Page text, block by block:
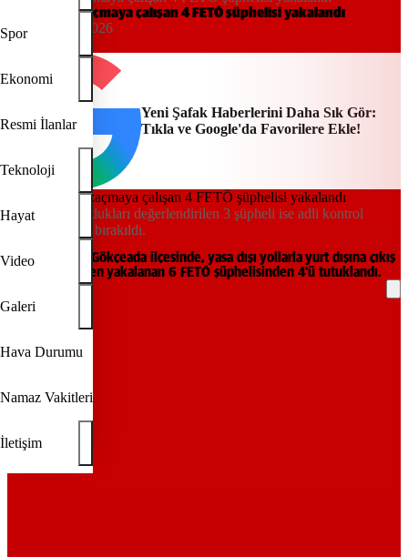
Spor
Ekonomi
Resmi İlanlar
Teknoloji
Hayat
Video
Galeri
Hava Durumu
Namaz Vakitleri
İletişim
Yurt dışına kaçmaya çalışan 4 FETÖ şüphelisi yakalandı
12:25, 08/07/2026
AA
Yeni Şafak Haberlerini Daha Sık Gör:
Tıkla ve Google'da Favorilere Ekle!
Organizatör oldukları değerlendirilen 3 şüpheli ise adli kontrol
şartıyla serbest bırakıldı.
Çanakkale'nin Gökçeada ilçesinde, yasa dışı yollarla yurt dışına çıkış
hazırlığındayken yakalanan 6 FETÖ şüphelisinden 4'ü tutuklandı.